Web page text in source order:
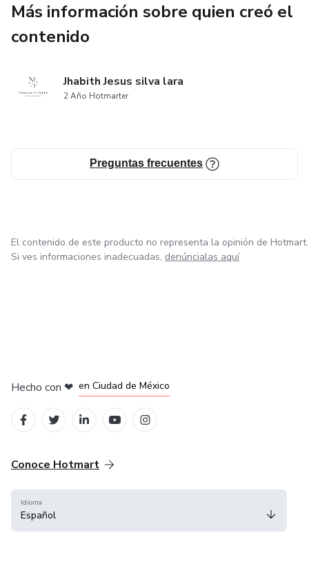
Más información sobre quien creó el
contenido
Jhabith Jesus silva lara
2 Año Hotmarter
Preguntas frecuentes
El contenido de este producto no representa la opinión de Hotmart.
Si ves informaciones inadecuadas, denúncialas aquí
Hecho con ❤ en Ciudad de México
Conoce Hotmart
Idioma
Español